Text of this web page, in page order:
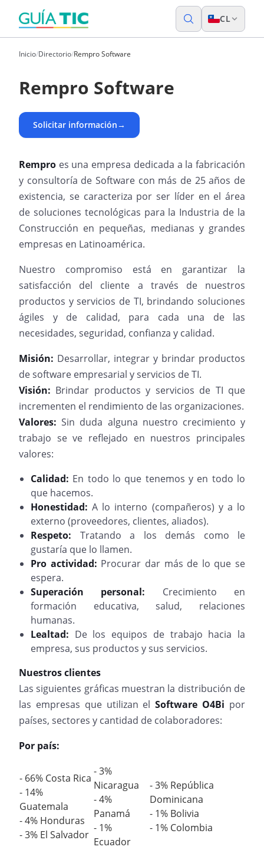
CL
Inicio/Directorio/Rempro Software
Rempro Software
Solicitar información→
Rempro es una empresa dedicada a la fabricación
y consultoría de Software con más de 25 años de
existencia, se caracteriza por ser líder en el área
de soluciones tecnológicas para la Industria de la
Construcción en pequeñas, medianas y grandes
empresas en Latinoamérica.
Nuestro compromiso está en garantizar la
satisfacción del cliente a través de nuestros
productos y servicios de TI, brindando soluciones
ágiles y de calidad, para cada una de las
necesidades, seguridad, confianza y calidad.
Misión: Desarrollar, integrar y brindar productos
de software empresarial y servicios de TI.
Visión: Brindar productos y servicios de TI que
incrementen el rendimiento de las organizaciones.
Valores:Sin duda alguna nuestro crecimiento y
trabajo se ve reflejado en nuestros principales
valores:
Calidad: En todo lo que tenemos y en todo lo
que hacemos.
Honestidad: A lo interno (compañeros) y a lo
externo (proveedores, clientes, aliados).
Respeto: Tratando a los demás como le
gustaría que lo llamen.
Pro actividad: Procurar dar más de lo que se
espera.
Superación personal: Crecimiento en
formación educativa, salud, relaciones
humanas.
Lealtad: De los equipos de trabajo hacia la
empresa, sus productos y sus servicios.
Nuestros clientes
Las siguientes gráficas muestran la distribución de
las empresas que utilizan el Software O4Bi por
países, sectores y cantidad de colaboradores:
Por país:
- 66% Costa Rica
- 14%
Guatemala
- 4% Honduras
- 3% El Salvador
- 3%
Nicaragua
- 4%
Panamá
- 1%
Ecuador
- 3% República
Dominicana
- 1% Bolivia
- 1% Colombia